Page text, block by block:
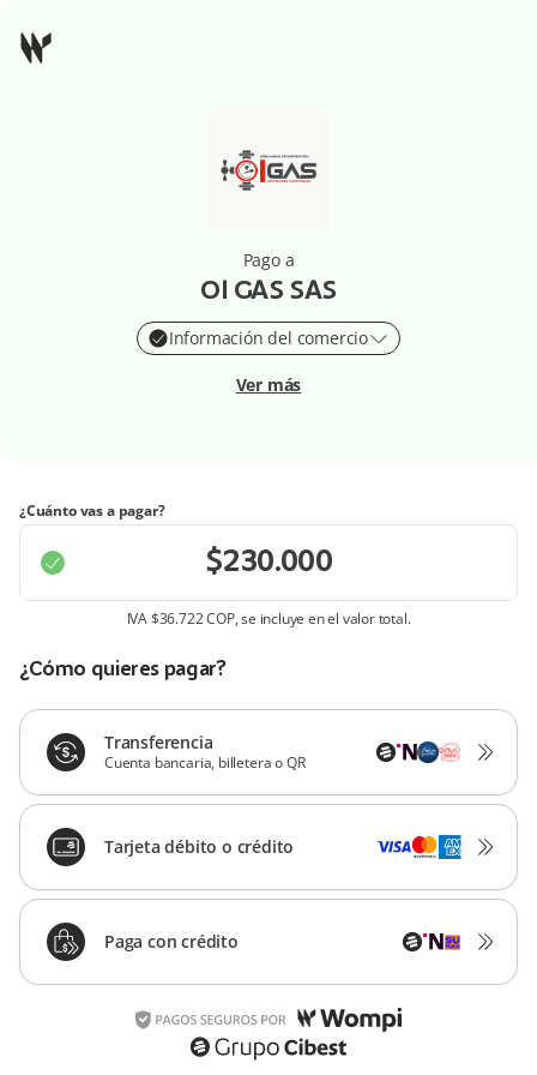
Pago a
OI GAS SAS
Información del comercio
Ver más
¿Cuánto vas a pagar?
IVA$36.722 COP, se incluye en el valor total.
¿Cómo quieres pagar?
Transferencia
Cuenta bancaria, billetera o QR
Tarjeta débito o crédito
Paga con crédito